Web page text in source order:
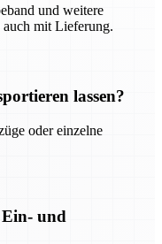
und weitere
mit Lieferung.
lassen?
oder einzelne
und